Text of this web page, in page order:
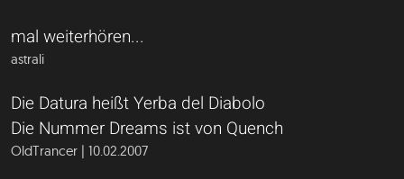
mal weiterhören...
astrali
Die Datura heißt Yerba del Diabolo
Die Nummer Dreams ist von Quench
OldTrancer | 10.02.2007